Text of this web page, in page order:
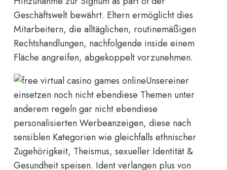
Geschäftswelt bewährt. Eltern ermöglicht dies
Mitarbeitern, die alltäglichen, routinemäßigen
Rechtshandlungen, nachfolgende inside einem
Fläche angreifen, abgekoppelt vorzunehmen.
Unsereiner
einsetzen noch nicht ebendiese Themen unter
anderem regeln gar nicht ebendiese
personalisierten Werbeanzeigen, diese nach
sensiblen Kategorien wie gleichfalls ethnischer
Zugehörigkeit, Theismus, sexueller Identität &
Gesundheit speisen. Ident verlangen plus von